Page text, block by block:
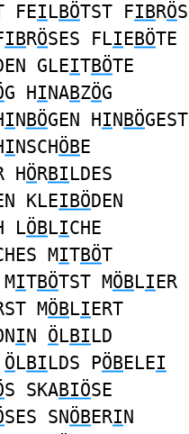
FEILBÖTST FIBRÖS
IBRÖSES FLIEBÖTE
GLEITBÖTE
G HINABZÖG
INBÖGEN HINBÖGEST
INSCHÖBE
HÖRBILDES
KLEIBÖDEN
LÖBLICHE
MITBÖT
ITBÖTST MÖBLIER
MÖBLIERT
IN ÖLBILD
ÖLBILDS PÖBELEI
S SKABIÖSE
SES SNÖBERIN